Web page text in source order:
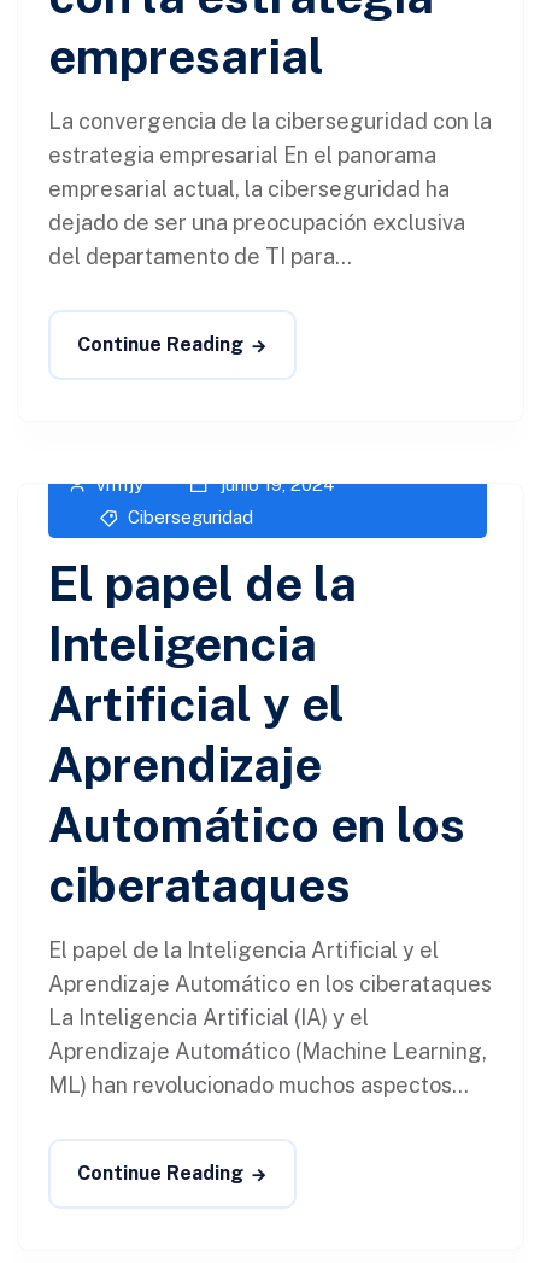
empresarial
La convergencia de la ciberseguridad con la
estrategia empresarial En el panorama
empresarial actual, la ciberseguridad ha
dejado de ser una preocupación exclusiva
del departamento de TI para...
Continue Reading
vm1jy
junio 19, 2024
Ciberseguridad​
El papel de la
Inteligencia
Artificial y el
Aprendizaje
Automático en los
ciberataques
El papel de la Inteligencia Artificial y el
Aprendizaje Automático en los ciberataques
La Inteligencia Artificial (IA) y el
Aprendizaje Automático (Machine Learning,
ML) han revolucionado muchos aspectos...
Continue Reading